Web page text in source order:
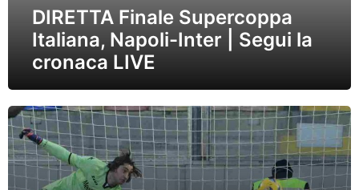
DIRETTA Finale Supercoppa
Italiana, Napoli-Inter | Segui la
cronaca LIVE